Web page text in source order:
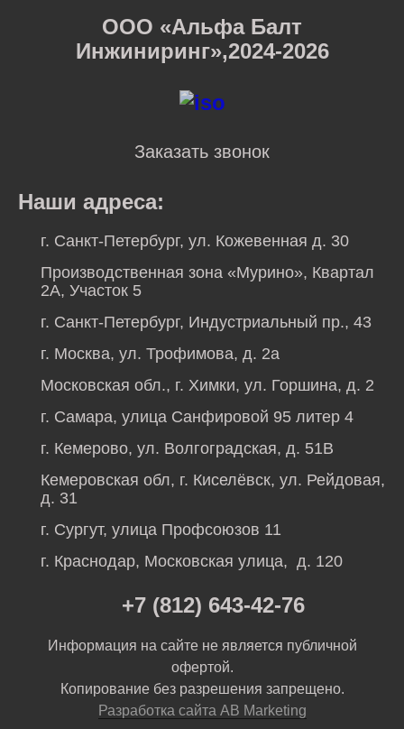
ООО «Альфа Балт
Инжиниринг»,2024-2026
Заказать звонок
Наши адреса:
г. Санкт-Петербург, ул. Кожевенная д. 30
Производственная зона «Мурино», Квартал
2А, Участок 5
г. Санкт-Петербург, Индустриальный пр., 43
г. Москва, ул. Трофимова, д. 2а
Московская обл., г. Химки, ул. Горшина, д. 2
г. Самара, улица Санфировой 95 литер 4
г. Кемерово, ул. Волгоградская, д. 51В
Кемеровская обл, г. Киселёвск, ул. Рейдовая,
д. 31
г. Сургут, улица Профсоюзов 11
г. Краснодар, Московская улица, д. 120
+7 (812) 643-42-76
Информация на сайте не является публичной
офертой.
Копирование без разрешения запрещено.
Разработка сайта AB Marketing